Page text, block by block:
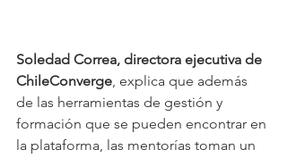
Soledad Correa, directora ejecutiva de
ChileConverge, explica que además
de las herramientas de gestión y
formación que se pueden encontrar en
la plataforma, las mentorías toman un